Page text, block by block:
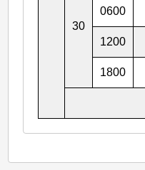
30
0600
1200
1800